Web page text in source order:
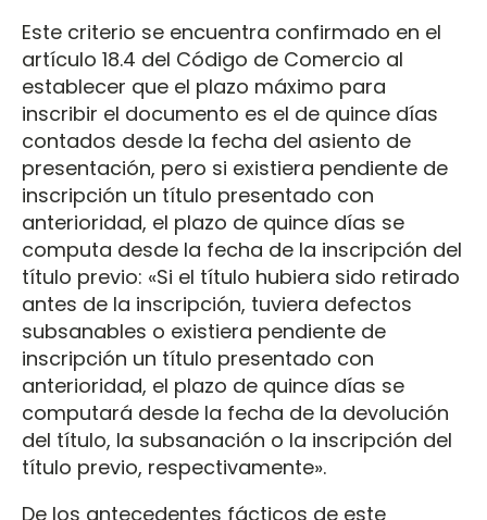
Este criterio se encuentra confirmado en el
artículo 18.4 del Código de Comercio al
establecer que el plazo máximo para
inscribir el documento es el de quince días
contados desde la fecha del asiento de
presentación, pero si existiera pendiente de
inscripción un título presentado con
anterioridad, el plazo de quince días se
computa desde la fecha de la inscripción del
título previo: «Si el título hubiera sido retirado
antes de la inscripción, tuviera defectos
subsanables o existiera pendiente de
inscripción un título presentado con
anterioridad, el plazo de quince días se
computará desde la fecha de la devolución
del título, la subsanación o la inscripción del
título previo, respectivamente».
De los antecedentes fácticos de este